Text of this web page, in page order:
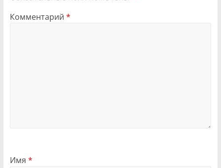
Комментарий *
Имя *